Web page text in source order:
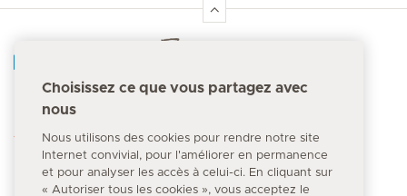
Numéro d'urgence
144
Choisissez ce que vous partagez avec
nous
Nous utilisons des cookies pour rendre notre site
Internet convivial, pour l'améliorer en permanence
et pour analyser les accès à celui-ci. En cliquant sur
« Autoriser tous les cookies », vous acceptez le